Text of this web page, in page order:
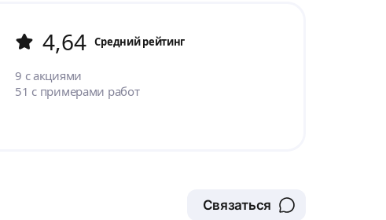
4,64 Cредний рейтинг
9 с акциями
51 с примерами работ
Связаться